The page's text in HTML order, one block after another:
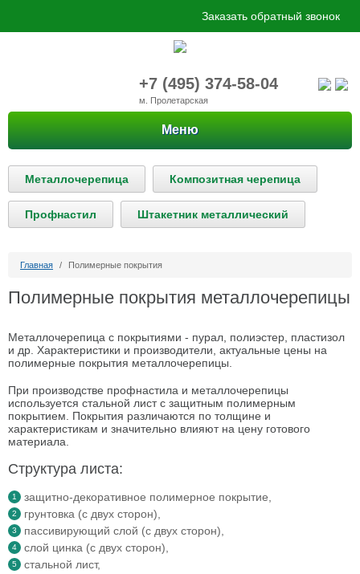
Заказать обратный звонок
+7 (495) 374-58-04
м. Пролетарская
Меню
Металлочерепица Композитная черепица
Профнастил Штакетник металлический
Главная / Полимерные покрытия
Полимерные покрытия металлочерепицы
Металлочерепица с покрытиями - пурал, полиэстер, пластизол
и др. Характеристики и производители, актуальные цены на
полимерные покрытия металлочерепицы.
При производстве профнастила и металлочерепицы
используется стальной лист с защитным полимерным
покрытием. Покрытия различаются по толщине и
характеристикам и значительно влияют на цену готового
материала.
Структура листа:
защитно-декоративное полимерное покрытие,
грунтовка (с двух сторон),
пассивирующий слой (с двух сторон),
слой цинка (с двух сторон),
стальной лист,